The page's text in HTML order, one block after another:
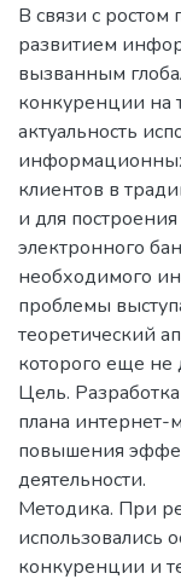
В связи с
развитием
вызванным
конкуренции на
актуальность
клиентов в
и для
электронного
необходимого
проблемы
теоретический
которого еще не
Цель.
плана интернет-
повышения
деятельности.
Методика. При
использовались
конкуренции и